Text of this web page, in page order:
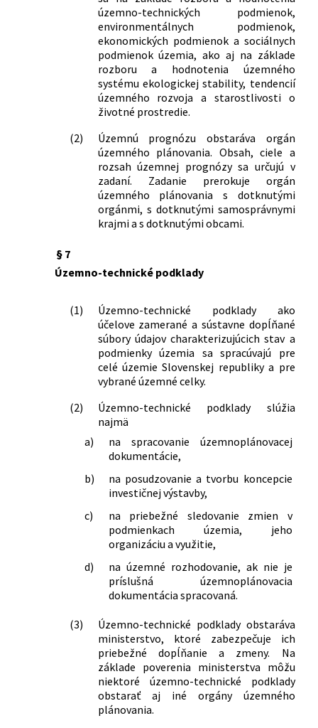
20/2003 Z. z.
Nariadenie vlády Slovenskej republiky,
ktorým sa mení a dopĺňa nariadenie
vlády Slovenskej republiky č. 64/1998 Z.
z., ktorým sa vyhlasuje záväzná časť
územného plánu veľkého územného
celku Bratislavský kraj v znení
nariadenia vlády Slovenskej republiky č.
336/2001 Z. z.
111/2003 Z. z.
Nariadenie vlády Slovenskej republiky,
ktorým sa mení a dopĺňa nariadenie
vlády Slovenskej republiky č. 183/1998
Z. z., ktorým sa vyhlasuje záväzná časť
územného plánu veľkého územného
celku Trnavský kraj a o zmene a
doplnení nariadenia vlády Slovenskej
plánu veľkého územného celku
Slovenskej republiky č. 679/2002 Z. z.
547/2003 Z. z.
Vyhláška Ministerstva výstavby a
regionálneho rozvoja Slovenskej
republiky o obsahu a rozsahu odbornej
prípravy a postupe pri overovaní a
osvedčovaní osobitného kvalifikačného
stavebného úradu
461/2011 Z. z.
Nariadenie vlády Slovenskej republiky,
ktorým sa vyhlasujú zmeny a doplnky
záväznej časti Koncepcie územného
rozvoja Slovenska 2001
Vyhláška Ministerstva dopravy a
sa mení a dopĺňa vyhláška Ministerstva
životného prostredia Slovenskej
republiky č. 532/2002 Z. z., ktorou sa
ustanovujú podrobnosti o všeobecných
technických požiadavkách na výstavbu
a o všeobecných technických
osobami s obmedzenou schopnosťou
pohybu a orientácie
Vyhláška Úradu pre územné plánovanie
a výstavbu Slovenskej republiky, ktorou
sa dopĺňa vyhláška Ministerstva
životného prostredia Slovenskej
územno-technických podmienok,
environmentálnych podmienok,
ekonomických podmienok a sociálnych
podmienok územia, ako aj na základe
rozboru a hodnotenia územného
systému ekologickej stability, tendencií
územného rozvoja a starostlivosti o
životné prostredie.
(2)
Územnú prognózu obstaráva orgán
územného plánovania. Obsah, ciele a
rozsah územnej prognózy sa určujú v
zadaní. Zadanie prerokuje orgán
územného plánovania s dotknutými
orgánmi, s dotknutými samosprávnymi
krajmi a s dotknutými obcami.
§ 7
Územno-technické podklady
(1)
Územno-technické podklady ako
účelove zamerané a sústavne dopĺňané
súbory údajov charakterizujúcich stav a
podmienky územia sa spracúvajú pre
celé územie Slovenskej republiky a pre
vybrané územné celky.
(2)
Územno-technické podklady slúžia
najmä
a)
na spracovanie územnoplánovacej
dokumentácie,
b)
na posudzovanie a tvorbu koncepcie
investičnej výstavby,
c)
na priebežné sledovanie zmien v
podmienkach územia, jeho
organizáciu a využitie,
d)
na územné rozhodovanie, ak nie je
príslušná územnoplánovacia
dokumentácia spracovaná.
(3)
Územno-technické podklady obstaráva
ministerstvo, ktoré zabezpečuje ich
priebežné dopĺňanie a zmeny. Na
základe poverenia ministerstva môžu
niektoré územno-technické podklady
obstarať aj iné orgány územného
plánovania.